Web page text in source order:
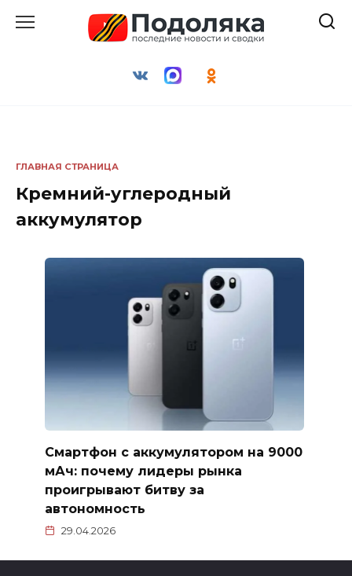
ГЛАВНАЯ СТРАНИЦА
Кремний-углеродный
аккумулятор
Смартфон с аккумулятором на 9000
мАч: почему лидеры рынка
проигрывают битву за
автономность
29.04.2026